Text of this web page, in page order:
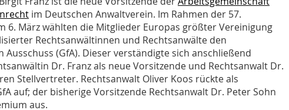
im Deutschen Anwaltverein. Im Rahmen der 57.
6. März wählten die Mitglieder Europas größter Vereinigung
Rechtsanwältinnen und Rechtsanwälte den
Ausschuss (GfA). Dieser verständigte sich anschließend
Dr. Franz als neue Vorsitzende und Rechtsanwalt Dr.
Stellvertreter. Rechtsanwalt Oliver Koos rückte als
auf; der bisherige Vorsitzende Rechtsanwalt Dr. Peter Sohn
aus.